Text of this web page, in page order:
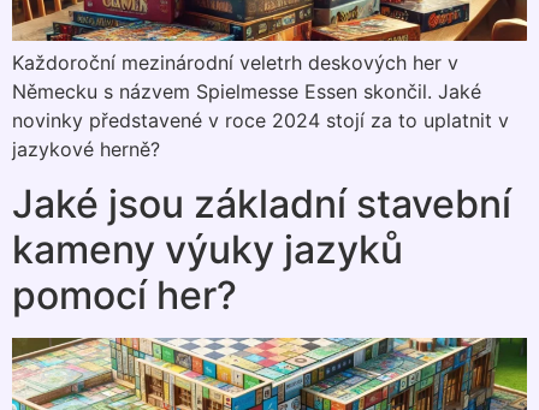
Každoroční mezinárodní veletrh deskových her v
Německu s názvem Spielmesse Essen skončil. Jaké
novinky představené v roce 2024 stojí za to uplatnit v
jazykové herně?
Jaké jsou základní stavební
kameny výuky jazyků
pomocí her?